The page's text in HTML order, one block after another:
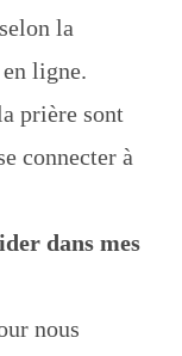
la
ligne.
prière sont
connecter à
dans mes
nous